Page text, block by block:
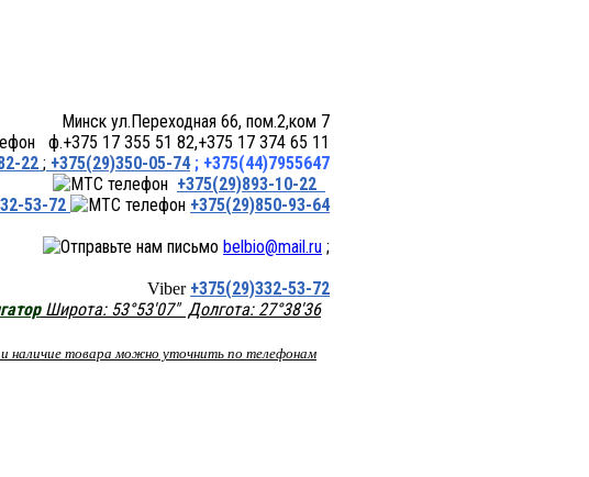
66, пом.2,ком 7
ф.+375 17 355 51 82,+375 17 374 65 11
22 ; +375(29)350-05-74 ; +375(44)7955647
+375(29)893-10-22
53-72
+375(29)850-93-64
belbio@mail.ru ;
Viber +375(29)332-53-72
Широта: 53°53'07" Долгота: 27°38'36
наличие товара можно уточнить по телефонам